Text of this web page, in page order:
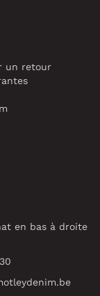
un retour
en bas à droite